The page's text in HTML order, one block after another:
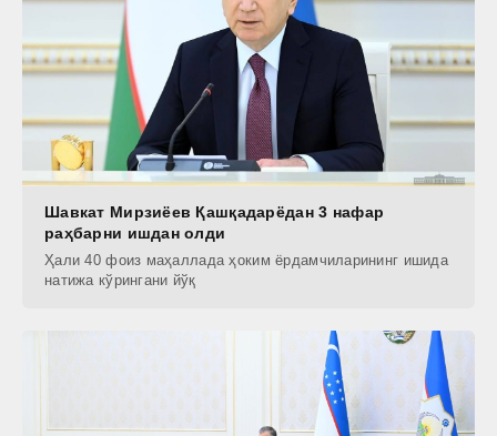
Шавкат Мирзиёев Қашқадарёдан 3 нафар
раҳбарни ишдан олди
Ҳали 40 фоиз маҳаллада ҳоким ёрдамчиларининг ишида
натижа кўрингани йўқ